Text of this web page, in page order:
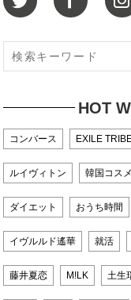
HOT
コンバース EXILE
ルイヴィトン 韓国コスメ
ダイエット おうち時間
イヴルルド遙華 就活
藤井夏恋 M!LK 土生